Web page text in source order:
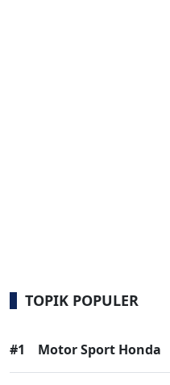
TOPIK POPULER
#1 Motor Sport Honda